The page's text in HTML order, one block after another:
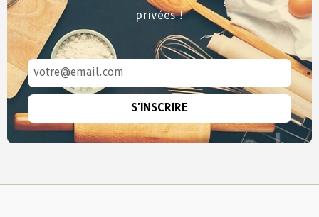
privées !
S'INSCRIRE